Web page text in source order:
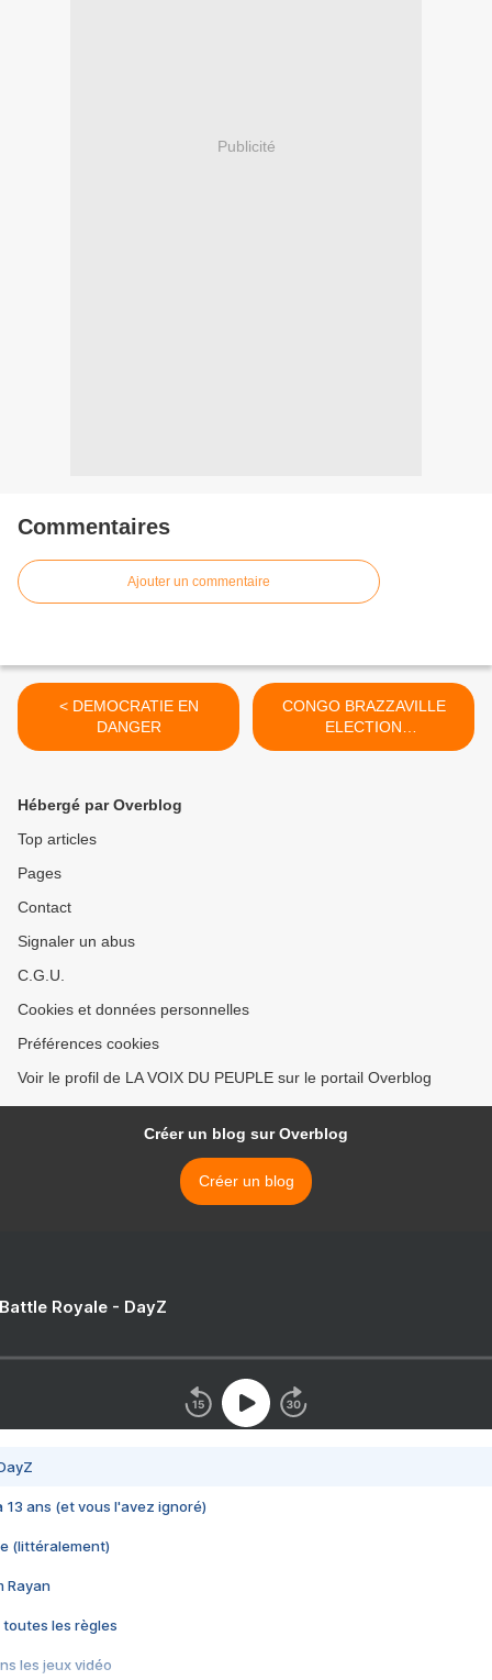
Publicité
Commentaires
Ajouter un commentaire
< DEMOCRATIE EN
DANGER
CONGO BRAZZAVILLE
ELECTION
TRANSFORMEE EN DEUIL
Hébergé par Overblog
Top articles
Pages
Contact
Signaler un abus
C.G.U.
Cookies et données personnelles
Préférences cookies
Voir le profil de LA VOIX DU PEUPLE sur le portail Overblog
Créer un blog sur Overblog
Créer un blog
Royale - DayZ
13 ans (et vous l'avez ignoré)
(littéralement)
Rayan
toutes les règles
les jeux vidéo